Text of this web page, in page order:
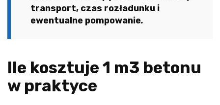
transport, czas rozładunku i
ewentualne pompowanie.
Ile kosztuje 1 m3 betonu
w praktyce